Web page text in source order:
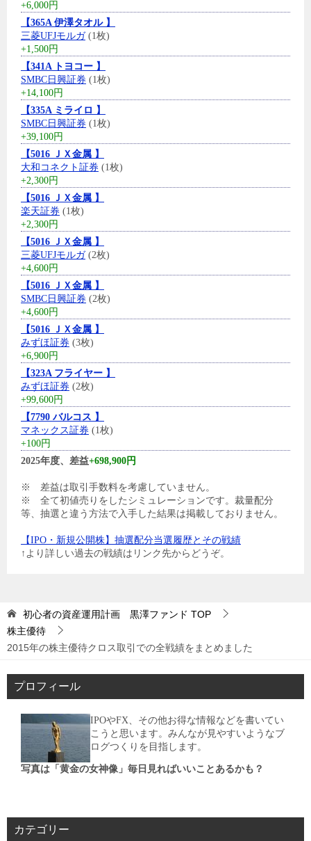
+6,000円
【365A 伊澤タオル 】
三菱UFJモルガ(1枚)
+1,500円
【341A トヨコー 】
SMBC日興証券 (1枚)
+14,100円
【335A ミライロ 】
SMBC日興証券 (1枚)
+39,100円
【5016 ＪＸ金属 】
大和コネクト証券 (1枚)
+2,300円
【5016 ＪＸ金属 】
楽天証券 (1枚)
+2,300円
【5016 ＪＸ金属 】
三菱UFJモルガ(2枚)
+4,600円
【5016 ＪＸ金属 】
SMBC日興証券 (2枚)
+4,600円
【5016 ＪＸ金属 】
みずほ証券 (3枚)
+6,900円
【323A フライヤー 】
みずほ証券 (2枚)
+99,600円
【7790 バルコス 】
マネックス証券 (1枚)
+100円
2025年度、差益+698,900円
※ 差益は取引手数料を考慮していません。
※ 全て初値売りをしたシミュレーションです。裁量配分
等、抽選と違う方法で入手した結果は掲載しておりません。
【IPO・新規公開株】抽選配分当選履歴とその戦績
↑より詳しい過去の戦績はリンク先からどうぞ。
初心者の資産運用計画 黒澤ファンド TOP
株主優待
2015年の株主優待クロス取引での全戦績をまとめました
プロフィール
IPOやFX、その他お得な情報などを書いてい
こうと思います。みんなが見やすいようなブ
ログつくりを目指します。
写真は「黄金の女神像」毎日見ればいいことあるかも？
カテゴリー